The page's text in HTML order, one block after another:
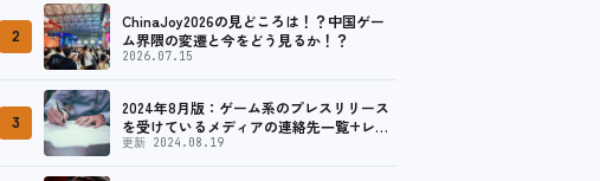
2
ChinaJoy2026の見どころは！？中国ゲー
ム界隈の変遷と今をどう見るか！？
2026.07.15
3
2024年8月版：ゲーム系のプレスリリース
を受けているメディアの連絡先一覧+レビ
ュー依頼先一覧
更新 2024.08.19